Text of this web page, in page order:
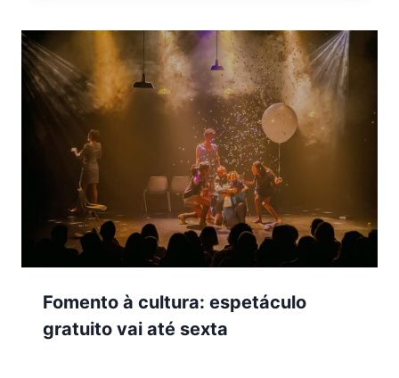
Fomento à cultura: espetáculo
gratuito vai até sexta